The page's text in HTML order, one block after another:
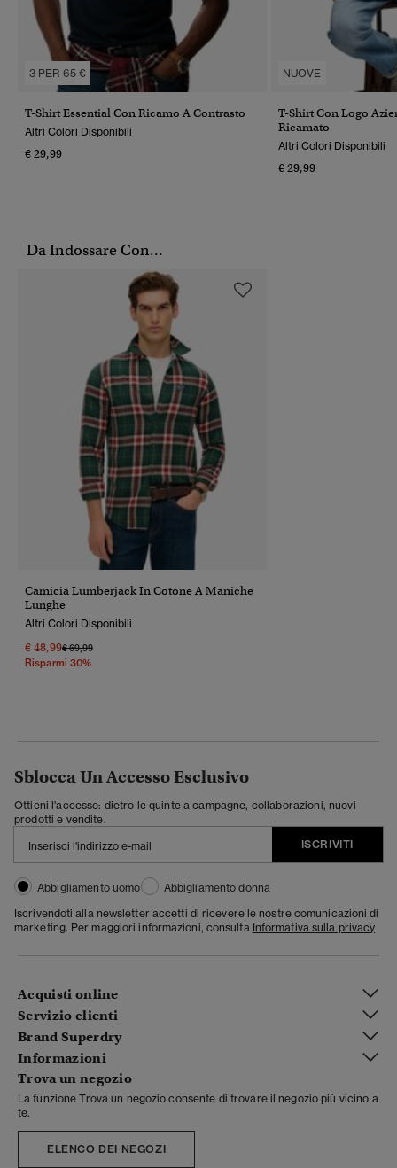
3 PER 65 €
T-Shirt Essential Con Ricamo A Contrasto
Altri Colori Disponibili
€ 29,99
NUOVE
T-Shirt Con Logo
Ricamato
Altri Colori Disponibili
€ 29,99
Da Indossare Con...
Camicia Lumberjack In Cotone A Maniche
Lunghe
Altri Colori Disponibili
€ 48,99Prezzo Ridotto Da
€ 69,99A
Risparmi 30%
Sblocca Un Accesso Esclusivo
Ottieni l'accesso: dietro le quinte a campagne, collaborazioni, nuovi
prodotti e vendite.
ISCRIVITI
Abbigliamento uomo
Abbigliamento donna
Iscrivendoti alla newsletter accetti di ricevere le nostre comunicazioni di
marketing. Per maggiori informazioni, consulta Informativa sulla privacy
Acquisti online
Servizio clienti
Brand Superdry
Informazioni
Trova un negozio
La funzione Trova un negozio consente di trovare il negozio più vicino a
te.
ELENCO DEI NEGOZI